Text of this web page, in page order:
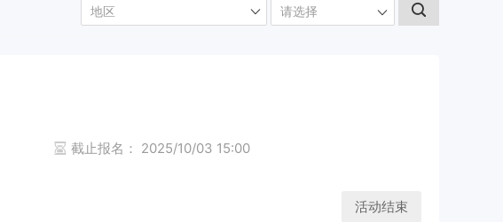
地区 请选择
截止报名： 2025/10/03 15:00
活动结束